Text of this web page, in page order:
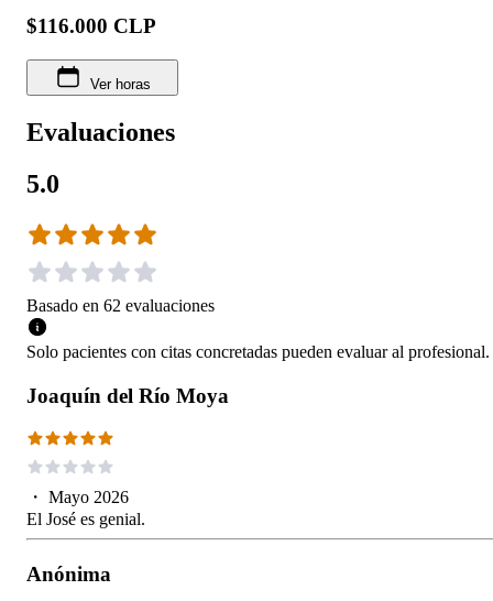
$116.000 CLP
Ver horas
Evaluaciones
5.0
Basado en 62 evaluaciones
Solo pacientes con citas concretadas pueden evaluar al profesional.
Joaquín del Río Moya
・ Mayo 2026
El José es genial.
Anónima